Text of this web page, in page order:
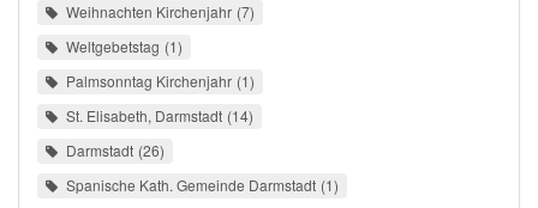
Weihnachten Kirchenjahr 7
Weltgebetstag 1
Palmsonntag Kirchenjahr 1
St. Elisabeth, Darmstadt 14
Darmstadt 26
Spanische Kath. Gemeinde Darmstadt 1